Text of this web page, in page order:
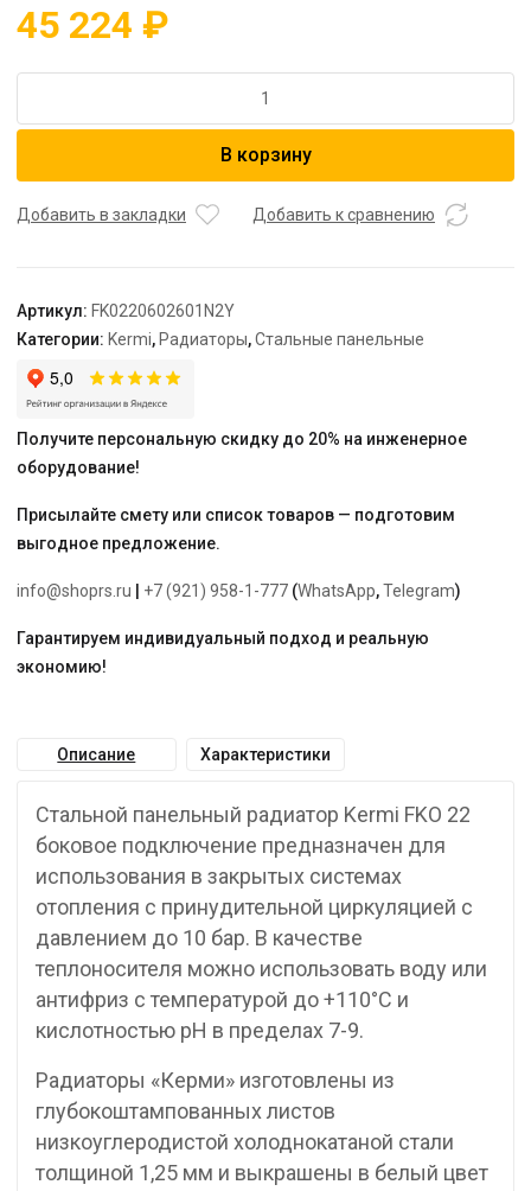
45 224 ₽
Радиатор,
100*600*2600,
9016
(белый)
Kermi
В корзину
Добавить в закладки Добавить к сравнению
Артикул: FK0220602601N2Y
Категории: Kermi, Радиаторы,Стальные панельные
Получите персональную скидку до 20% на инженерное
оборудование!
Присылайте смету или список товаров — подготовим
выгодное предложение.
info@shoprs.ru +7 (921) 958-1-777 (WhatsApp,Telegram)
Гарантируем индивидуальный подход и реальную
экономию!
Описание Характеристики
Стальной панельный радиатор Kermi FKO 22
боковое подключение предназначен для
использования в закрытых системах
отопления с принудительной циркуляцией с
давлением до 10 бар. В качестве
теплоносителя можно использовать воду или
антифриз с температурой до +110°C и
кислотностью pH в пределах 7-9.
Радиаторы «Керми» изготовлены из
глубокоштампованных листов
низкоуглеродистой холоднокатаной стали
толщиной 1,25 мм и выкрашены в белый цвет